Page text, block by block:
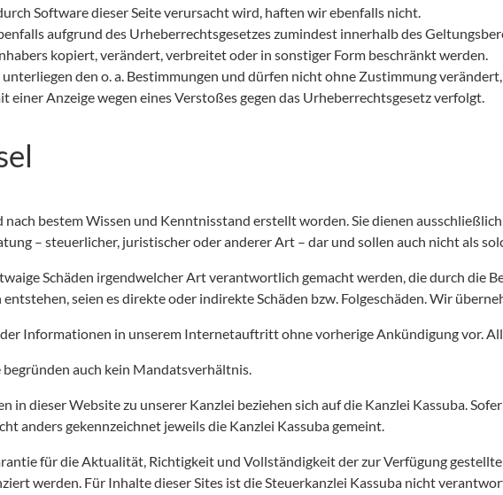
Software dieser Seite verursacht wird, haften wir ebenfalls nicht.
aufgrund des Urheberrechtsgesetzes zumindest innerhalb des
kopiert, verändert, verbreitet oder in sonstiger Form beschränkt werden.
den o. a. Bestimmungen und dürfen nicht ohne Zustimmung
einer Anzeige wegen eines Verstoßes gegen das Urheberrechtsgesetz verfolgt.
bestem Wissen und Kenntnisstand erstellt worden. Sie dienen
– steuerlicher, juristischer oder anderer Art – dar und sollen auch nicht als
Schäden irgendwelcher Art verantwortlich gemacht werden, die durch die
seien es direkte oder indirekte Schäden bzw. Folgeschäden. Wir
Informationen in unserem Internetauftritt ohne vorherige Ankündigung vor.
auch kein Mandatsverhältnis.
in dieser Website zu unserer Kanzlei beziehen sich auf die Kanzlei Kassuba.
anders gekennzeichnet jeweils die Kanzlei Kassuba gemeint.
für die Aktualität, Richtigkeit und Vollständigkeit der zur Verfügung
werden. Für Inhalte dieser Sites ist die Steuerkanzlei Kassuba nicht